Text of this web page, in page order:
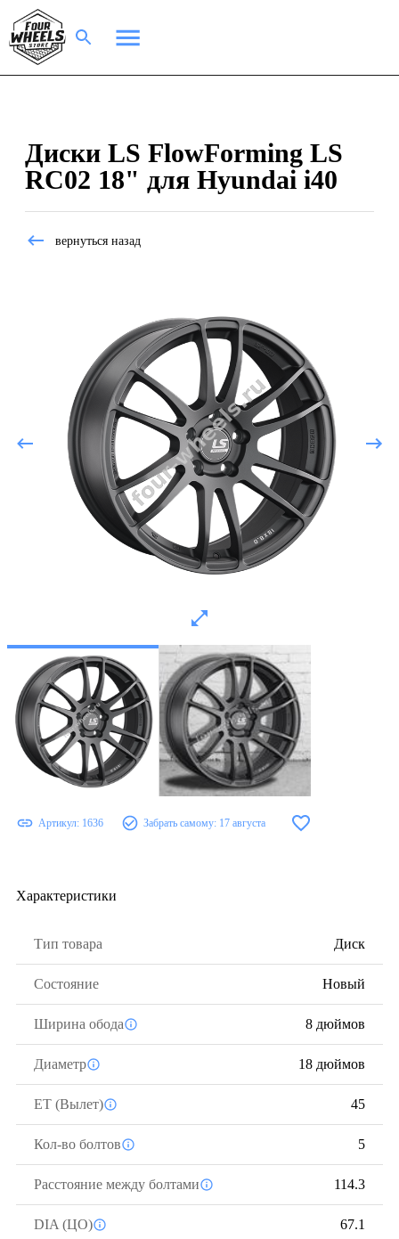
Диски LS FlowForming LS
RC02 18" для Hyundai i40
вернуться назад
Артикул: 1636 Забрать самому: 17 августа
Характеристики
Тип товара Диск
Состояние Новый
Ширина обода 8 дюймов
Диаметр 18 дюймов
ЕТ (Вылет) 45
Кол-во болтов 5
Расстояние между болтами 114.3
DIA (ЦО) 67.1